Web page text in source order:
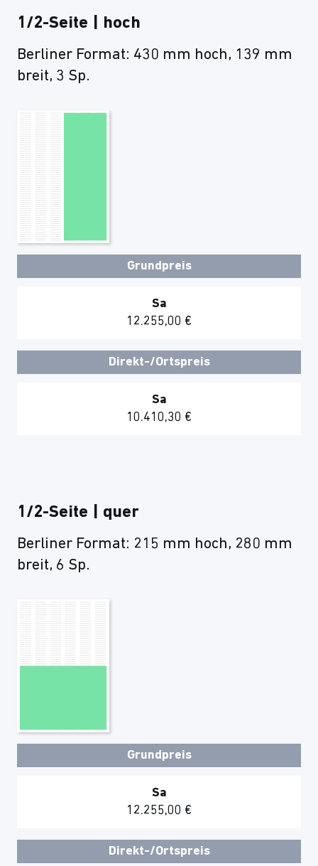
1/2-Seite | hoch
Berliner Format: 430 mm hoch, 139 mm
breit, 3 Sp.
Grundpreis
Sa
12.255,00 €
Direkt-/Ortspreis
Sa
10.410,30 €
1/2-Seite | quer
Berliner Format: 215 mm hoch, 280 mm
breit, 6 Sp.
Grundpreis
Sa
12.255,00 €
Direkt-/Ortspreis